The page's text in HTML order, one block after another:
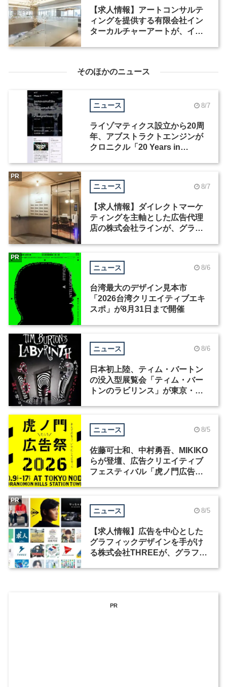
【求人情報】アートコンサルテ
ィングを提供する有限会社イン
ターカルチャーアートが、イン
そのほかのニュース
ニュース 8/7
ライゾマティクス設立から20周
年、アブストラクトエンジンが
クロニクル「20 Years in
ニュース 8/7
【求人情報】ダイレクトマーケ
ティングを主軸とした広告代理
店の株式会社ラインが、グラフ
PR
ニュース 8/6
台湾最大のデザイン見本市
「2026台湾クリエイティブエキ
スポ」が8月31日まで開催
PR
ニュース 8/6
日本初上陸、ティム・バートン
の没入型展覧会「ティム・バー
トンのラビリンス」が東京・豊
ニュース 8/5
佐藤可士和、中村勇吾、MIKIKO
らが登壇、広告クリエイティブ
フェスティバル「虎ノ門広告
ニュース 8/5
【求人情報】広告を中心とした
グラフィックデザインを手がけ
る株式会社THREEが、グラフィ
PR
PR